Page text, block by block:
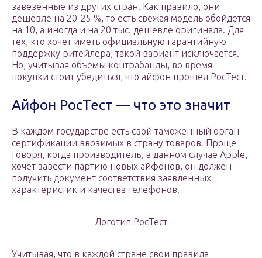
завезенные из других стран. Как правило, они
дешевле на 20-25 %, то есть свежая модель обойдется
на 10, а иногда и на 20 тыс. дешевле оригинала. Для
тех, кто хочет иметь официальную гарантийную
поддержку ритейлера, такой вариант исключается.
Но, учитывая объемы контрабанды, во время
покупки стоит убедиться, что айфон прошел РосТест.
Айфон РосТест — что это значит
В каждом государстве есть свой таможенный орган
сертификации ввозимых в страну товаров. Проще
говоря, когда производитель, в данном случае Apple,
хочет завести партию новых айфонов, он должен
получить документ соответствия заявленных
характеристик и качества телефонов.
Логотип РосТест
Учитывая, что в каждой стране свои правила